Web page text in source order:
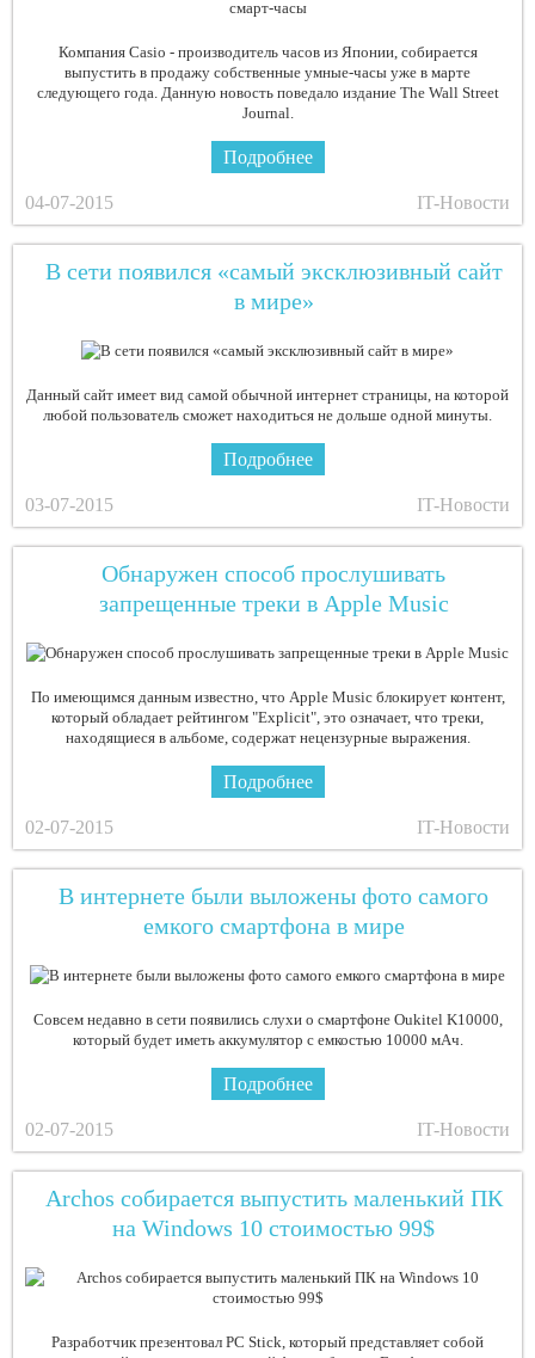
Компания Casio - производитель часов из Японии, собирается
выпустить в продажу собственные умные-часы уже в марте
следующего года. Данную новость поведало издание The Wall Street
Journal.
Подробнее
04-07-2015 IT-Новости
В сети появился «самый эксклюзивный сайт
в мире»
Данный сайт имеет вид самой обычной интернет страницы, на которой
любой пользователь сможет находиться не дольше одной минуты.
Подробнее
03-07-2015 IT-Новости
Обнаружен способ прослушивать
запрещенные треки в Apple Music
По имеющимся данным известно, что Apple Music блокирует контент,
который обладает рейтингом "Explicit", это означает, что треки,
находящиеся в альбоме, содержат нецензурные выражения.
Подробнее
02-07-2015 IT-Новости
В интернете были выложены фото самого
емкого смартфона в мире
Совсем недавно в сети появились слухи о смартфоне Oukitel K10000,
который будет иметь аккумулятор с емкостью 10000 мАч.
Подробнее
02-07-2015 IT-Новости
Archos собирается выпустить маленький ПК
на Windows 10 стоимостью 99$
Разработчик презентовал PC Stick, который представляет собой